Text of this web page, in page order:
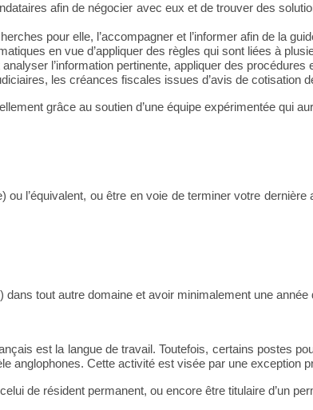
afin de négocier avec eux et de trouver des
pour elle, l’accompagner et l’informer afin de la
en vue d’appliquer des règles qui sont liées à
l’information pertinente, appliquer des
les créances fiscales issues d’avis de
grâce au soutien d’une équipe expérimentée qui
l’équivalent, ou être en voie de terminer votre
tout autre domaine et avoir minimalement une année
est la langue de travail. Toutefois, certains postes
anglophones. Cette activité est visée par une exception
de résident permanent, ou encore être titulaire d’un